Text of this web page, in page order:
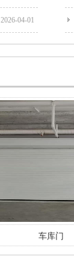
2026-04-01
车库门